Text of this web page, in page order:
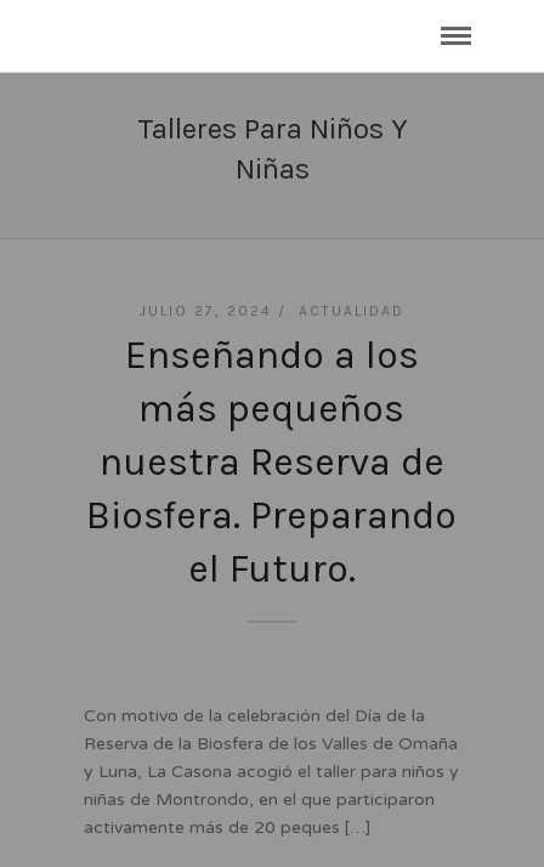
Talleres Para Niños Y
Niñas
JULIO 27, 2024 / ACTUALIDAD
Enseñando a los
más pequeños
nuestra Reserva de
Biosfera. Preparando
el Futuro.
Con motivo de la celebración del Día de la
Reserva de la Biosfera de los Valles de Omaña
y Luna, La Casona acogió el taller para niños y
niñas de Montrondo, en el que participaron
activamente más de 20 peques […]